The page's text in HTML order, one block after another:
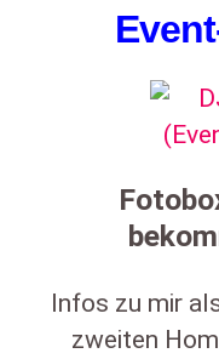
Infos zu mir
zweiten